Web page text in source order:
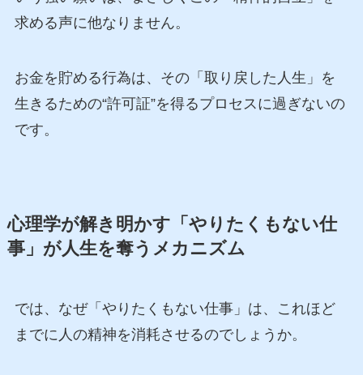
求める声に他なりません。
お金を貯める行為は、その「取り戻した人生」を
生きるための“許可証”を得るプロセスに過ぎないの
です。
心理学が解き明かす「やりたくもない仕
事」が人生を奪うメカニズム
では、なぜ「やりたくもない仕事」は、これほど
までに人の精神を消耗させるのでしょうか。